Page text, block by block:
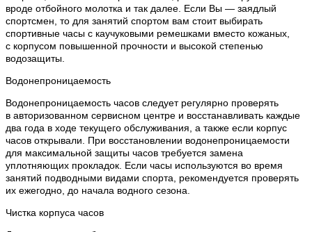
вроде отбойного молотка и так далее. Если Вы — заядлый
спортсмен, то для занятий спортом вам стоит выбирать
спортивные часы с каучуковыми ремешками вместо кожаных,
с корпусом повышенной прочности и высокой степенью
водозащиты.
Водонепроницаемость
Водонепроницаемость часов следует регулярно проверять
в авторизованном сервисном центре и восстанавливать каждые
два года в ходе текущего обслуживания, а также если корпус
часов открывали. При восстановлении водонепроницаемости
для максимальной защиты часов требуется замена
уплотняющих прокладок. Если часы используются во время
занятий подводными видами спорта, рекомендуется проверять
их ежегодно, до начала водного сезона.
Чистка корпуса часов